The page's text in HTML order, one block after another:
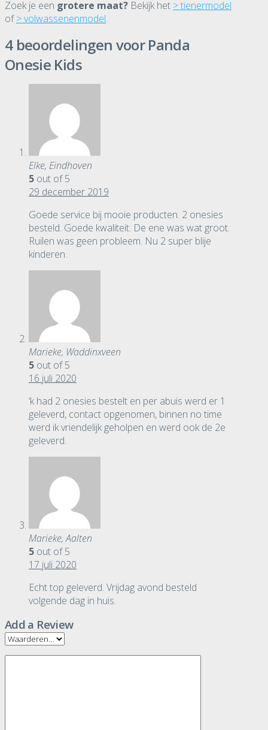
Zoek je een grotere maat? Bekijk het > tienermodel
of> volwassenenmodel.
4 beoordelingen voorPanda
Onesie Kids
Elke, Eindhoven
5 out of 5
29 december 2019
Goede service bij mooie producten. 2 onesies
besteld. Goede kwaliteit. De ene was wat groot.
Ruilen was geen probleem. Nu 2 super blije
kinderen.
Marieke, Waddinxveen
5 out of 5
16 juli 2020
‘k had 2 onesies bestelt en per abuis werd er 1
geleverd, contact opgenomen, binnen no time
werd ik vriendelijk geholpen en werd ook de 2e
geleverd.
Marieke, Aalten
5 out of 5
17 juli 2020
Echt top geleverd. Vrijdag avond besteld
volgende dag in huis.
Add a Review